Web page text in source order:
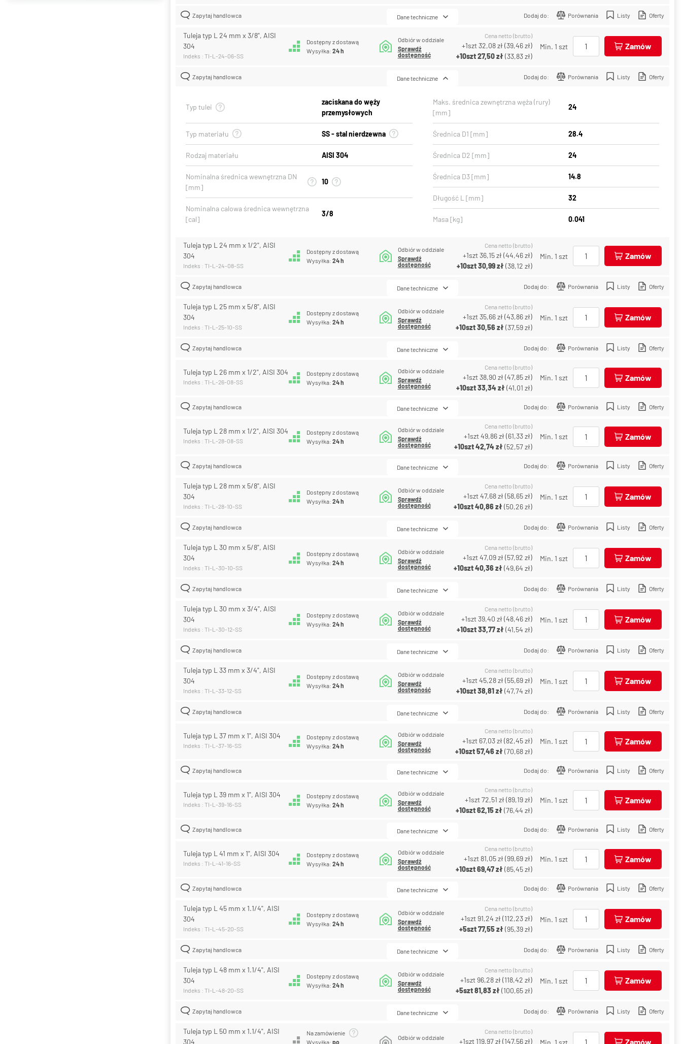
Zapytaj handlowca Dodaj do: Porównania Listy Oferty
Dane techniczne
Tuleja typ L 24 mm x 3/8", AISI
304
Indeks : TI-L-24-06-SS
Dostępny z dostawą
Wysyłka:24 h
Odbiór w oddziale
Sprawdź
dostępność
Cena netto (brutto)
+1szt32,08 zł(39,46 zł)
+10szt27,50 zł(33,83 zł)
Min. 1 szt Zamów
Zapytaj handlowca Dodaj do: Porównania Listy Oferty
Dane techniczne
Typ tulei
zaciskana do węży
przemysłowych
Typ materiału SS - stal nierdzewna
Rodzaj materiału AISI 304
Nominalna średnica wewnętrzna DN
[mm]
10
Nominalna calowa średnica wewnętrzna
[cal]
3/8
Maks. średnica zewnętrzna węża (rury)
[mm]
24
Średnica D1 [mm] 28.4
Średnica D2 [mm] 24
Średnica D3 [mm] 14.8
Długość L [mm] 32
Masa [kg] 0.041
Tuleja typ L 24 mm x 1/2", AISI
304
Indeks : TI-L-24-08-SS
Dostępny z dostawą
Wysyłka:24 h
Odbiór w oddziale
Sprawdź
dostępność
Cena netto (brutto)
+1szt36,15 zł(44,46 zł)
+10szt30,99 zł(38,12 zł)
Min. 1 szt Zamów
Zapytaj handlowca Dodaj do: Porównania Listy Oferty
Dane techniczne
Tuleja typ L 25 mm x 5/8", AISI
304
Indeks : TI-L-25-10-SS
Dostępny z dostawą
Wysyłka:24 h
Odbiór w oddziale
Sprawdź
dostępność
Cena netto (brutto)
+1szt35,66 zł(43,86 zł)
+10szt30,56 zł(37,59 zł)
Min. 1 szt Zamów
Zapytaj handlowca Dodaj do: Porównania Listy Oferty
Dane techniczne
Tuleja typ L 26 mm x 1/2", AISI 304
Indeks : TI-L-26-08-SS
Dostępny z dostawą
Wysyłka:24 h
Odbiór w oddziale
Sprawdź
dostępność
Cena netto (brutto)
+1szt38,90 zł(47,85 zł)
+10szt33,34 zł(41,01 zł)
Min. 1 szt Zamów
Zapytaj handlowca Dodaj do: Porównania Listy Oferty
Dane techniczne
Tuleja typ L 28 mm x 1/2", AISI 304
Indeks : TI-L-28-08-SS
Dostępny z dostawą
Wysyłka:24 h
Odbiór w oddziale
Sprawdź
dostępność
Cena netto (brutto)
+1szt49,86 zł(61,33 zł)
+10szt42,74 zł(52,57 zł)
Min. 1 szt Zamów
Zapytaj handlowca Dodaj do: Porównania Listy Oferty
Dane techniczne
Tuleja typ L 28 mm x 5/8", AISI
304
Indeks : TI-L-28-10-SS
Dostępny z dostawą
Wysyłka:24 h
Odbiór w oddziale
Sprawdź
dostępność
Cena netto (brutto)
+1szt47,68 zł(58,65 zł)
+10szt40,86 zł(50,26 zł)
Min. 1 szt Zamów
Zapytaj handlowca Dodaj do: Porównania Listy Oferty
Dane techniczne
Tuleja typ L 30 mm x 5/8", AISI
304
Indeks : TI-L-30-10-SS
Dostępny z dostawą
Wysyłka:24 h
Odbiór w oddziale
Sprawdź
dostępność
Cena netto (brutto)
+1szt47,09 zł(57,92 zł)
+10szt40,36 zł(49,64 zł)
Min. 1 szt Zamów
Zapytaj handlowca Dodaj do: Porównania Listy Oferty
Dane techniczne
Tuleja typ L 30 mm x 3/4", AISI
304
Indeks : TI-L-30-12-SS
Dostępny z dostawą
Wysyłka:24 h
Odbiór w oddziale
Sprawdź
dostępność
Cena netto (brutto)
+1szt39,40 zł(48,46 zł)
+10szt33,77 zł(41,54 zł)
Min. 1 szt Zamów
Zapytaj handlowca Dodaj do: Porównania Listy Oferty
Dane techniczne
Tuleja typ L 33 mm x 3/4", AISI
304
Indeks : TI-L-33-12-SS
Dostępny z dostawą
Wysyłka:24 h
Odbiór w oddziale
Sprawdź
dostępność
Cena netto (brutto)
+1szt45,28 zł(55,69 zł)
+10szt38,81 zł(47,74 zł)
Min. 1 szt Zamów
Zapytaj handlowca Dodaj do: Porównania Listy Oferty
Dane techniczne
Tuleja typ L 37 mm x 1", AISI 304
Indeks : TI-L-37-16-SS
Dostępny z dostawą
Wysyłka:24 h
Odbiór w oddziale
Sprawdź
dostępność
Cena netto (brutto)
+1szt 67,03 zł(82,45 zł)
+10szt57,46 zł(70,68 zł)
Min. 1 szt Zamów
Zapytaj handlowca Dodaj do: Porównania Listy Oferty
Dane techniczne
Tuleja typ L 39 mm x 1", AISI 304
Indeks : TI-L-39-16-SS
Dostępny z dostawą
Wysyłka:24 h
Odbiór w oddziale
Sprawdź
dostępność
Cena netto (brutto)
+1szt72,51 zł(89,19 zł)
+10szt62,15 zł(76,44 zł)
Min. 1 szt Zamów
Zapytaj handlowca Dodaj do: Porównania Listy Oferty
Dane techniczne
Tuleja typ L 41 mm x 1", AISI 304
Indeks : TI-L-41-16-SS
Dostępny z dostawą
Wysyłka:24 h
Odbiór w oddziale
Sprawdź
dostępność
Cena netto (brutto)
+1szt 81,05 zł(99,69 zł)
+10szt69,47 zł(85,45 zł)
Min. 1 szt Zamów
Zapytaj handlowca Dodaj do: Porównania Listy Oferty
Dane techniczne
Tuleja typ L 45 mm x 1.1/4", AISI
304
Indeks : TI-L-45-20-SS
Dostępny z dostawą
Wysyłka:24 h
Odbiór w oddziale
Sprawdź
dostępność
Cena netto (brutto)
+1szt91,24 zł(112,23 zł)
+5szt77,55 zł(95,39 zł)
Min. 1 szt Zamów
Zapytaj handlowca Dodaj do: Porównania Listy Oferty
Dane techniczne
Tuleja typ L 48 mm x 1.1/4", AISI
304
Indeks : TI-L-48-20-SS
Dostępny z dostawą
Wysyłka:24 h
Odbiór w oddziale
Sprawdź
dostępność
Cena netto (brutto)
+1szt96,28 zł(118,42 zł)
+5szt81,83 zł(100,65 zł)
Min. 1 szt Zamów
Zapytaj handlowca Dodaj do: Porównania Listy Oferty
Dane techniczne
Tuleja typ L 50 mm x 1.1/4", AISI
304
Na zamówienie
Wysyłka:po
Odbiór w oddziale
Cena netto (brutto)
+1szt 119,97 zł(147,56 zł) Min. 1 szt Zamów